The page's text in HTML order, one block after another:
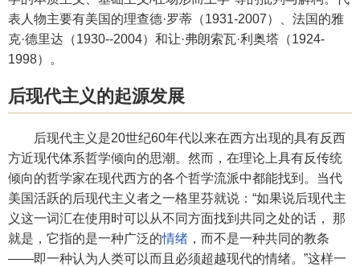
表人物主要有美国的理查德·罗蒂（1931-2007）、法国的雅
克·德里达（1930--2004）和让·弗朗索瓦·利奥塔（1924-
1998）。
后现代主义的起源发展
后现代主义是20世纪60年代以来在西方出现的具有反西
方近现代体系哲学倾向的思潮。然而，在理论上具有反传统
倾向的哲学家在现代西方的各个哲学流派中都能找到。当代
美国活跃的后现代主义者之一格里芬就说：“如果说后现代主
义这一词汇在使用时可以从不同方面找到共同之处的话， 那
就是，它指的是一种广泛的情绪 ，而不是一种共同的教条
——即一种认为人类可以而且必须超越现代的情绪。”这样一